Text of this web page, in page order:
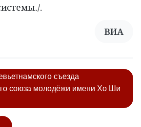
.
ВИA
съезда
союза молодёжи имени Хо Ши